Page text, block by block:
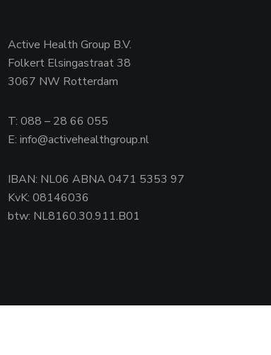
Active Health Group B.V.
Folkert Elsingastraat 38
3067 NW Rotterdam
T: 088 – 28 66 055
E: info@activehealthgroup.nl
IBAN: NL06 ABNA 0471 5353 97
KvK: 08146036
btw: NL8160.30.911.B01